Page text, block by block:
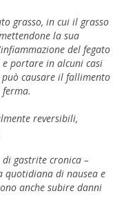
grasso, in cui il grasso
la sua
del fegato
portare in alcuni casi
causare il fallimento
reversibili,
gastrite cronica –
quotidiana di nausea e
anche subire danni